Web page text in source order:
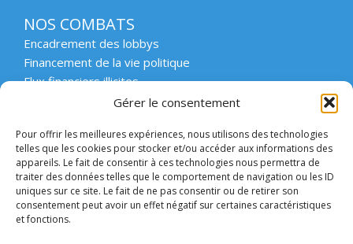
Gérer le consentement
Pour offrir les meilleures expériences, nous utilisons des technologies
telles que les cookies pour stocker et/ou accéder aux informations des
appareils. Le fait de consentir à ces technologies nous permettra de
traiter des données telles que le comportement de navigation ou les ID
uniques sur ce site. Le fait de ne pas consentir ou de retirer son
consentement peut avoir un effet négatif sur certaines caractéristiques
et fonctions.
NOS COMBATS
Encadrement des lobbys
Financement de la vie politique
Flux financiers illicites
Intégrité et transparence du secteur privé
Protection des lanceurs d’alerte
Affaires emblématiques
Etat de droit et démocratie
ACCOMPAGNER